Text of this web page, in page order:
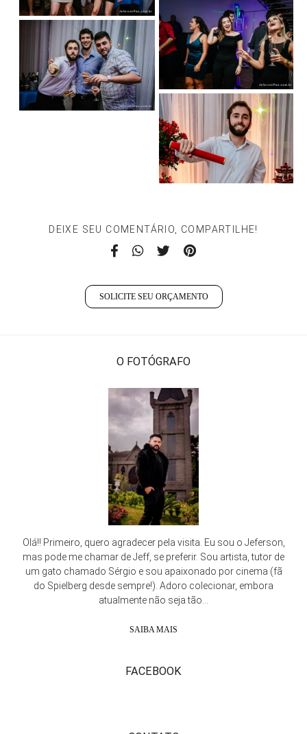
DEIXE SEU COMENTÁRIO, COMPARTILHE!
SOLICITE SEU ORÇAMENTO
O FOTÓGRAFO
Olá!! Primeiro, quero agradecer pela visita. Eu sou o Jeferson,
mas pode me chamar de Jeff, se preferir. Sou artista, tutor de
um gato chamado Sérgio e sou apaixonado por cinema (fã
do Spielberg desde sempre!). Adoro colecionar, embora
atualmente não seja tão...
SAIBA MAIS
FACEBOOK